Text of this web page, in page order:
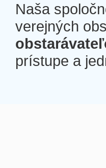
Naša
verejných
prístupe a